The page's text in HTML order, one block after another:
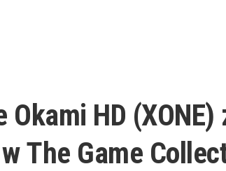
Okami HD
The Game